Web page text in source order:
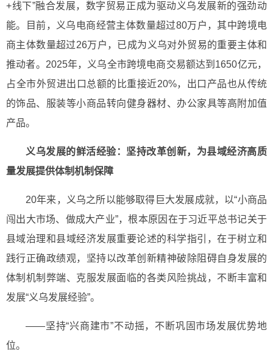
+线下”融合发展，数字贸易正成为驱动义乌发展新的强劲动
能。目前，义乌电商经营主体数量超过80万户，其中跨境电
商主体数量超过26万户，已成为义乌对外贸易的重要主体和
推动者。2025年，义乌全市跨境电商交易额达到1650亿元，
占全市外贸进出口总额的比重接近20%，出口产品也从传统
的饰品、服装等小商品转向健身器材、办公家具等高附加值
产品。
义乌发展的鲜活经验：坚持改革创新，为县域经济高质
量发展提供体制机制保障
20年来，义乌之所以能够取得巨大发展成就，以“小商品
闯出大市场、做成大产业”，根本原因在于习近平总书记关于
县域治理和县域经济发展重要论述的科学指引，在于树立和
践行正确政绩观，坚持以改革创新精神破除阻碍自身发展的
体制机制弊端、克服发展面临的各类风险挑战，不断丰富和
发展“义乌发展经验”。
——坚持“兴商建市”不动摇，不断巩固市场发展优势地
位。